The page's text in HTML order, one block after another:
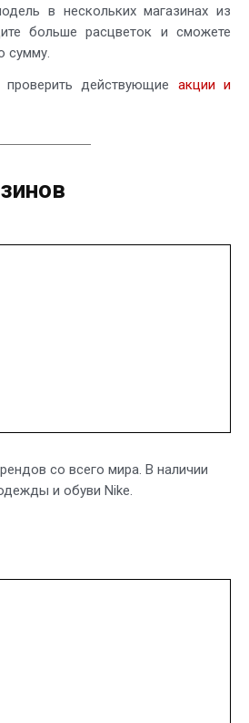
в нескольких магазинах из
больше расцветок и сможете
сумму.
действующие акции и
со всего мира. В наличии
и обуви Nike.